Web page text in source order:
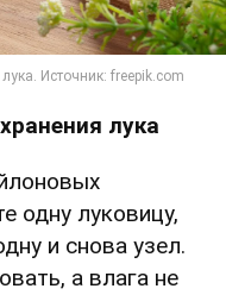
лука
одну луковицу,
и снова узел.
а влага не